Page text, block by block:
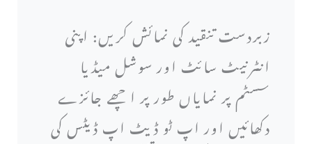
زبردست تنقید کی نمائش کریں: اپنی
انٹرنیٹ سائٹ اور سوشل میڈیا
سسٹم پر نمایاں طور پر اچھے جائزے
دکھائیں اور اپ ٹو ڈیٹ اپ ڈیٹس کی